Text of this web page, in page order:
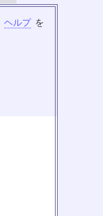
ヘルプ を